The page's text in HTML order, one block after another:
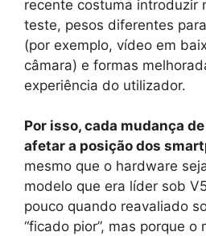
recente costuma introduzir
teste, pesos diferentes
(por exemplo, vídeo em
câmara) e formas
experiência do utilizador.
Por isso, cada mudança
afetar a posição dos
mesmo que o hardware
modelo que era líder sob
pouco quando reavaliado
“ficado pior”, mas porque